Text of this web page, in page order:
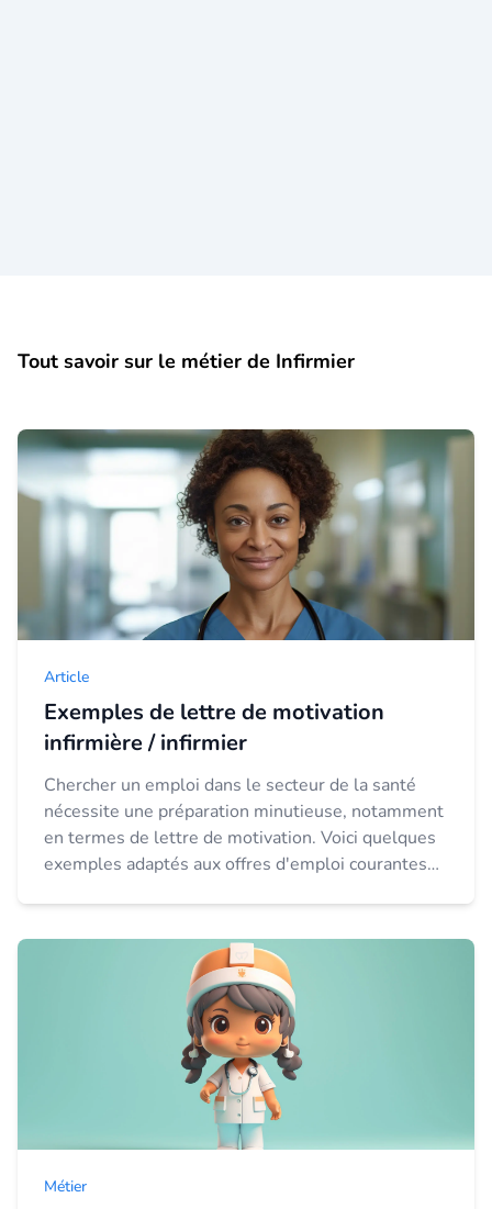
Tout savoir sur le métier de Infirmier
Article
Exemples de lettre de motivation
infirmière / infirmier
Chercher un emploi dans le secteur de la santé
nécessite une préparation minutieuse, notamment
en termes de lettre de motivation. Voici quelques
exemples adaptés aux offres d'emploi courantes
Métier